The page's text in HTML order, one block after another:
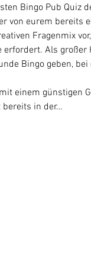
Bingo Pub Quiz
von eurem bereits
Fragenmix
Als
Bingo geben,
einem günstigen
bereits in der…